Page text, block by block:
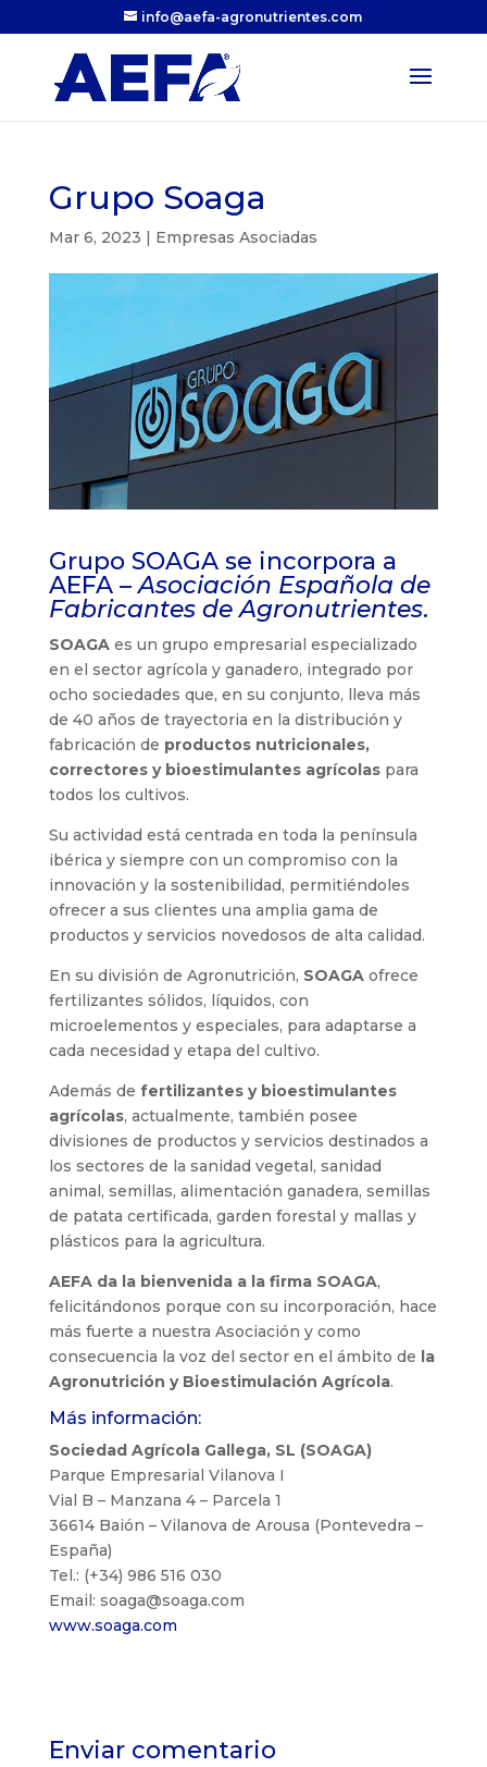
info@aefa-agronutrientes.com
Grupo Soaga
Mar 6, 2023 | Empresas Asociadas
Grupo SOAGA se incorpora a
AEFA –Asociación Española de
Fabricantes de Agronutrientes.
SOAGAes un grupo empresarial especializado
en el sector agrícola y ganadero, integrado por
ocho sociedades que, en su conjunto, lleva más
de 40 años de trayectoria en la distribución y
fabricación de productos nutricionales,
correctores y bioestimulantes agrícolaspara
todos los cultivos.
Su actividad está centrada en toda la península
ibérica y siempre con un compromiso con la
innovación y la sostenibilidad, permitiéndoles
ofrecer a sus clientes una amplia gama de
productos y servicios novedosos de alta calidad.
En su división de Agronutrición, SOAGAofrece
fertilizantes sólidos, líquidos, con
microelementos y especiales, para adaptarse a
cada necesidad y etapa del cultivo.
Además de fertilizantes y bioestimulantes
agrícolas, actualmente, también posee
divisiones de productos y servicios destinados a
los sectores de la sanidad vegetal, sanidad
animal, semillas, alimentación ganadera, semillas
de patata certificada, garden forestal y mallas y
plásticos para la agricultura.
AEFA da la bienvenida a la firma SOAGA,
felicitándonos porque con su incorporación, hace
más fuerte a nuestra Asociación y como
consecuencia la voz del sector en el ámbito de la
Agronutrición y Bioestimulación Agrícola.
Más información:
Sociedad Agrícola Gallega, SL (SOAGA)
Parque Empresarial Vilanova I
Vial B – Manzana 4 – Parcela 1
36614 Baión – Vilanova de Arousa (Pontevedra –
España)
Tel.: (+34) 986 516 030
Email: soaga@soaga.com
www.soaga.com
Enviar comentario